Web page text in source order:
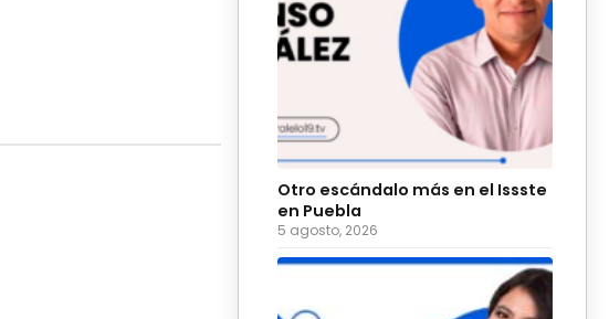
Otro escándalo más en el Issste
en Puebla
5 agosto, 2026